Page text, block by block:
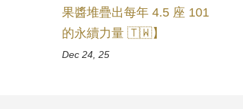
果醬堆疊出每年 4.5 座 101
的永續力量 🇹🇼】
Dec 24, 25